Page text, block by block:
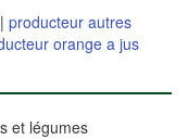
| producteur autres
orange a jus
légumes